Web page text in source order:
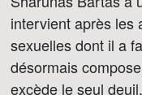
intervient après les
sexuelles dont il a
désormais
excède le seul